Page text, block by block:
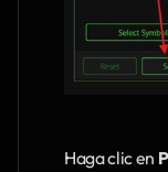
Haga clic en